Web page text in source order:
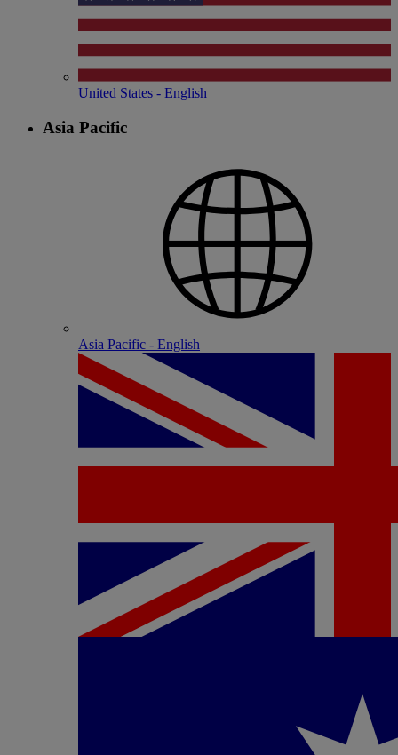
United States - English
Asia Pacific
Asia Pacific - English